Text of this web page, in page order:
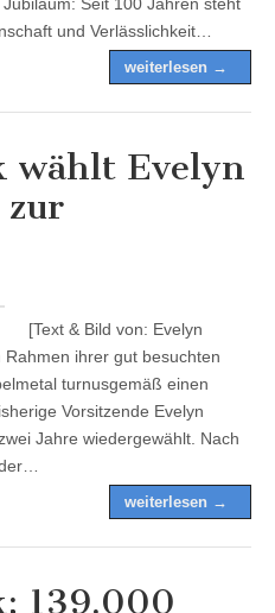
und Verlässlichkeit…
weiterlesen →
wählt Evelyn
[Text & Bild von: Evelyn
ihrer gut besuchten
turnusgemäß einen
Vorsitzende Evelyn
Jahre wiedergewählt. Nach
weiterlesen →
139.000